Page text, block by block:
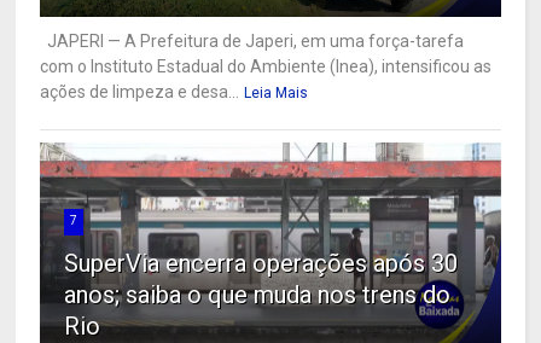
JAPERI — A Prefeitura de Japeri, em uma força-tarefa
com o Instituto Estadual do Ambiente (Inea), intensificou as
ações de limpeza e desa...
Leia Mais
7
SuperVia encerra operações após 30
anos; saiba o que muda nos trens do
Rio